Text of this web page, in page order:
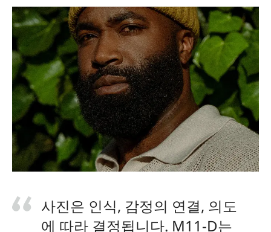
사진은 인식, 감정의 연결, 의도
에 따라 결정됩니다. M11-D는